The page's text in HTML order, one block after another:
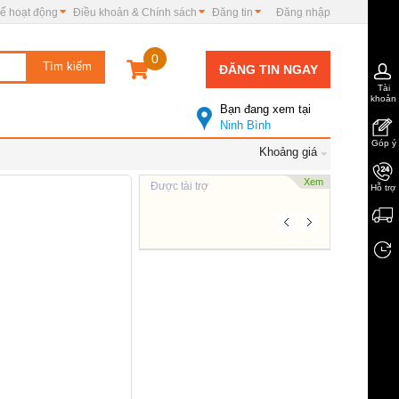
Đăng nhập
Đăng tin
Điều khoản & Chính sách
hoạt động
0
ĐĂNG TIN NGAY
Bạn đang xem tại
Ninh Bình
Khoảng giá
Được tài trợ Xem
Tài
khoản
Góp ý
Hỗ trợ